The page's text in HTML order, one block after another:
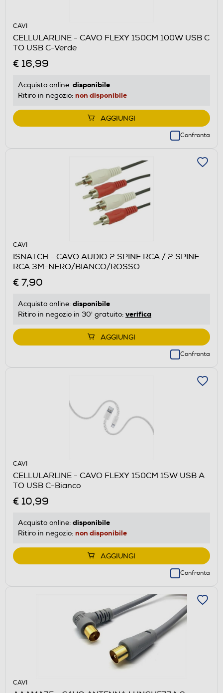
CAVI
CELLULARLINE - CAVO FLEXY 150CM 100W USB C
TO USB C-Verde
€ 16,99
Acquisto online: disponibile
Ritiro in negozio: non disponibile
AGGIUNGI
Confronta
CAVI
ISNATCH - CAVO AUDIO 2 SPINE RCA / 2 SPINE
RCA 3M-NERO/BIANCO/ROSSO
€ 7,90
Acquisto online: disponibile
Ritiro in negozio in 30' gratuito: verifica
AGGIUNGI
Confronta
CAVI
CELLULARLINE - CAVO FLEXY 150CM 15W USB A
TO USB C-Bianco
€ 10,99
Acquisto online: disponibile
Ritiro in negozio: non disponibile
AGGIUNGI
Confronta
CAVI